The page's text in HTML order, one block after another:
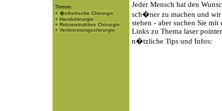
Themen:
+ �sthetische Chirurgie
+ Handchirurgie
+ Rekonstruktive Chirurgie
+ Verbrennungschirurgie
Jeder Mensch hat den
sch�ner zu machen und
stehen - aber suchen Sie
Links zu Thema laser
n�tzliche Tips und Infos: